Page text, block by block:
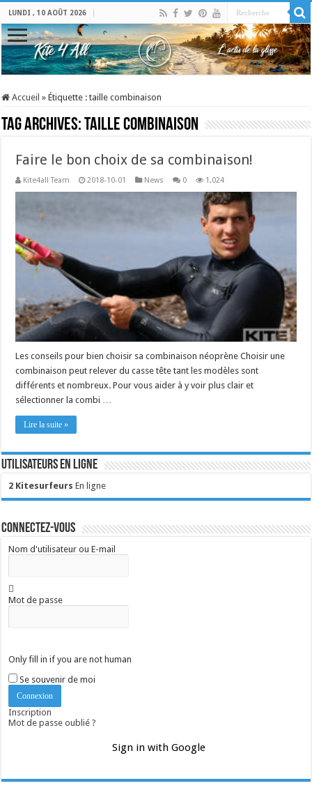
LUNDI , 10 AOÛT 2026
Accueil » Étiquette :taille combinaison
Tag Archives:taille combinaison
Faire le bon choix de sa combinaison!
Kite4all Team 2018-10-01 News 0 1,024
Les conseils pour bien choisir sa combinaison néoprène Choisir une
combinaison peut relever du casse tête tant les modèles sont
différents et nombreux. Pour vous aider à y voir plus clair et
sélectionner la combi …
Lire la suite »
Utilisateurs en ligne
2 Kitesurfeurs En ligne
Connectez-vous
Nom d'utilisateur ou E-mail
Mot de passe
Only fill in if you are not human
Se souvenir de moi
Inscription
Mot de passe oublié ?
Sign in with Google